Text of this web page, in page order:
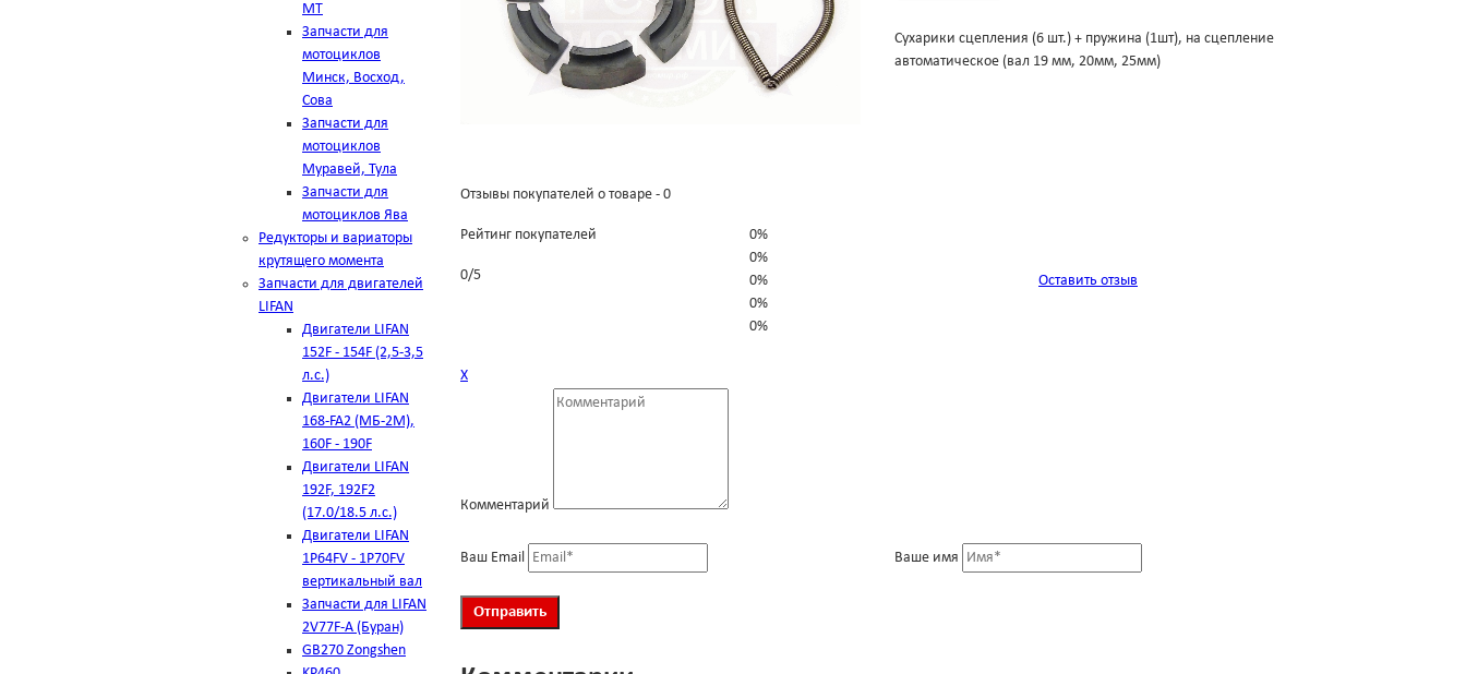
МТ
Запчасти для
мотоциклов
Минск, Восход,
Сова
Запчасти для
мотоциклов
Муравей, Тула
Запчасти для
мотоциклов Ява
Редукторы и вариаторы
крутящего момента
Запчасти для двигателей
LIFAN
Двигатели LIFAN
152F - 154F (2,5-3,5
л.с.)
Двигатели LIFAN
168-FA2 (МБ-2М),
160F - 190F
Двигатели LIFAN
192F, 192F2
(17.0/18.5 л.с.)
Двигатели LIFAN
1Р64FV - 1Р70FV
вертикальный вал
Запчасти для LIFAN
2V77F-A (Буран)
GB270 Zongshen
Сухарики сцепления (6 шт.) + пружина (1шт), на сцепление
автоматическое (вал 19 мм, 20мм, 25мм)
Отзывы покупателей о товаре - 0
Рейтинг покупателей
0/5
0%
0%
0%
0%
0%
Оставить отзыв
Х
Комментарий
Ваш Email Ваше имя